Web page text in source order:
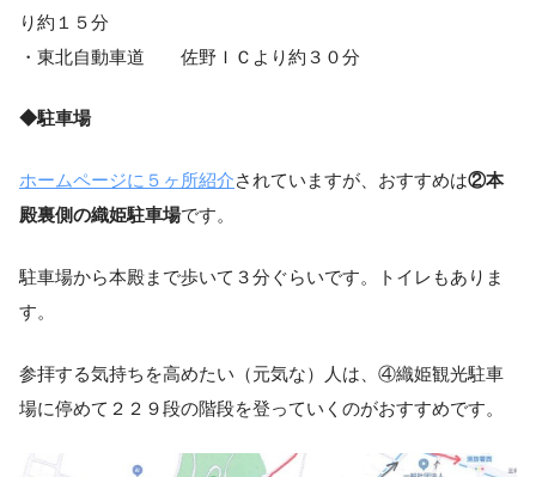
り約１５分
・東北自動車道 佐野ＩＣより約３０分
◆駐車場
ホームページに５ヶ所紹介されていますが、おすすめは②本
殿裏側の織姫駐車場です。
駐車場から本殿まで歩いて３分ぐらいです。トイレもありま
す。
参拝する気持ちを高めたい（元気な）人は、④織姫観光駐車
場に停めて２２９段の階段を登っていくのがおすすめです。